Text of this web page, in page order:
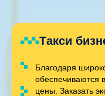
Такси
Благодаря
обеспечиваются
цены. Заказать